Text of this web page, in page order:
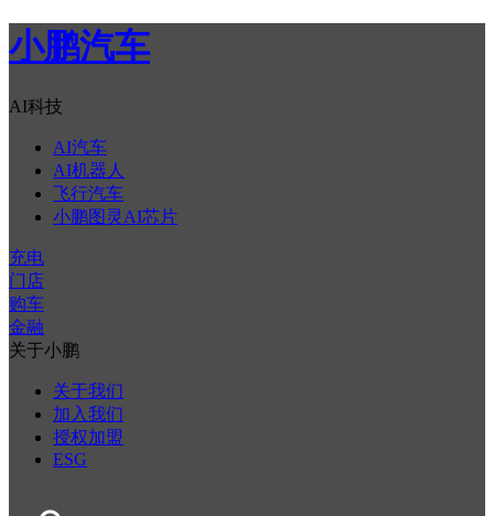
小鹏汽车
AI科技
AI汽车
AI机器人
飞行汽车
小鹏图灵AI芯片
充电
门店
购车
金融
关于小鹏
关于我们
加入我们
授权加盟
ESG